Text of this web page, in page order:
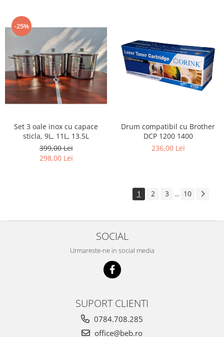
-25%
Set 3 oale inox cu capace
sticla, 9L, 11L, 13.5L
399,00 Lei
298,00 Lei
Drum compatibil cu Brother
DCP 1200 1400
236,00 Lei
1 2 3 ... 10
SOCIAL
Urmareste-ne in social media
SUPORT CLIENTI
0784.708.285
office@beb.ro